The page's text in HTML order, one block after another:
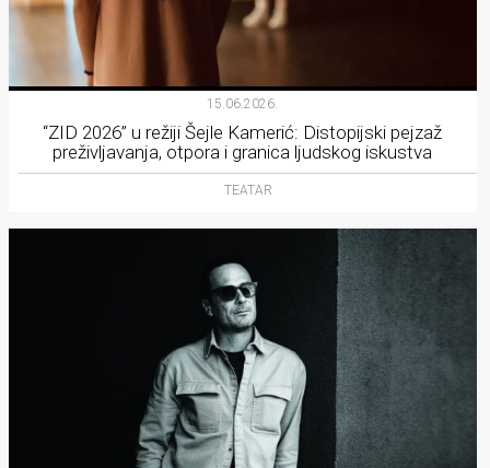
15.06.2026.
“ZID 2026” u režiji Šejle Kamerić: Distopijski pejzaž
preživljavanja, otpora i granica ljudskog iskustva
TEATAR